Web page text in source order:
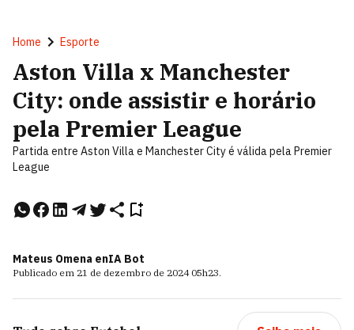
Home Esporte
Aston Villa x Manchester
City: onde assistir e horário
pela Premier League
Partida entre Aston Villa e Manchester City é válida pela Premier
League
Mateus Omena enIA Bot
Publicado em 21 de dezembro de 2024 05h23.